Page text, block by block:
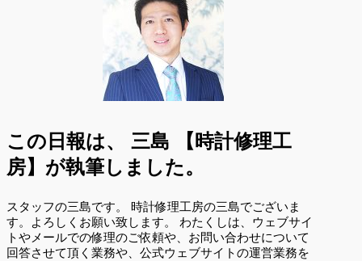
この日報は、
三島 【時計修理工
房】が執筆しました。
スタッフの三島です。 時計修理工房の三島でございま
す。よろしくお願い致します。 わたくしは、ウェブサイ
トやメールでの修理のご依頼や、お問い合わせについて
回答させて頂く業務や、公式ウェブサイトの運営業務を